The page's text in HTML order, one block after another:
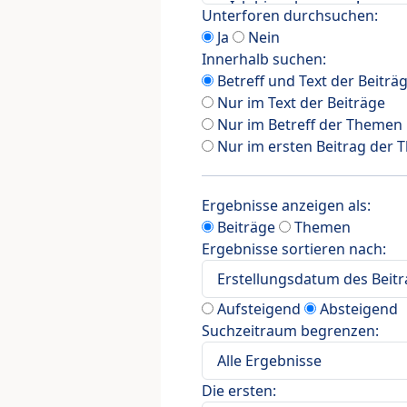
Unterforen durchsuchen:
Ja
Nein
Innerhalb suchen:
Betreff und Text der
Nur im Text der Beiträge
Nur im Betreff der Themen
Nur im ersten Beitrag der
Ergebnisse anzeigen als:
Beiträge
Themen
Ergebnisse sortieren nach:
Aufsteigend
Absteigend
Suchzeitraum begrenzen:
Die ersten: